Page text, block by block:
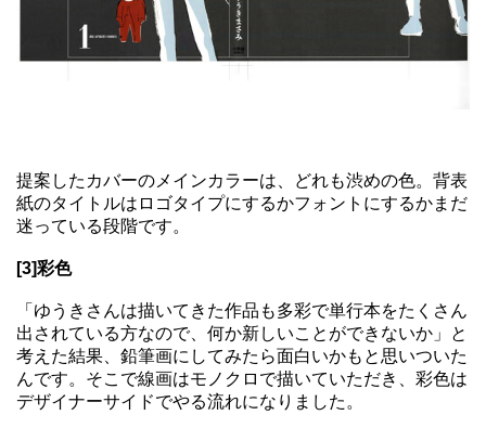
提案したカバーのメインカラーは、どれも渋めの色。背表
紙のタイトルはロゴタイプにするかフォントにするかまだ
迷っている段階です。
[3]彩色
「ゆうきさんは描いてきた作品も多彩で単行本をたくさん
出されている方なので、何か新しいことができないか」と
考えた結果、鉛筆画にしてみたら面白いかもと思いついた
んです。そこで線画はモノクロで描いていただき、彩色は
デザイナーサイドでやる流れになりました。